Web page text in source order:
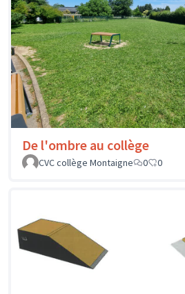
De l'ombre au collège
CVC collège Montaigne
0 0